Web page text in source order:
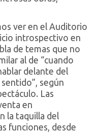
ver en el Auditorio
introspectivo en
de temas que no
al de “cuando
delante del
según
Las
en
la taquilla del
funciones, desde